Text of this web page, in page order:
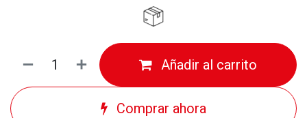
Añadir al carrito
Comprar ahora